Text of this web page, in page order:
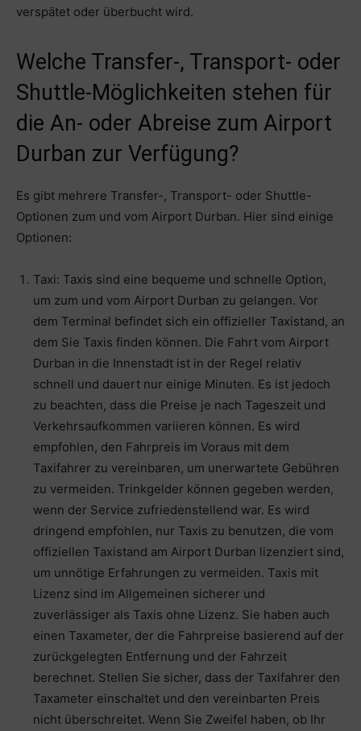
verspätet oder überbucht wird.
Welche Transfer-, Transport- oder
Shuttle-Möglichkeiten stehen für
die An- oder Abreise zum Airport
Durban zur Verfügung?
Es gibt mehrere Transfer-, Transport- oder Shuttle-
Optionen zum und vom Airport Durban. Hier sind einige
Optionen:
Taxi: Taxis sind eine bequeme und schnelle Option,
um zum und vom Airport Durban zu gelangen. Vor
dem Terminal befindet sich ein offizieller Taxistand, an
dem Sie Taxis finden können. Die Fahrt vom Airport
Durban in die Innenstadt ist in der Regel relativ
schnell und dauert nur einige Minuten. Es ist jedoch
zu beachten, dass die Preise je nach Tageszeit und
Verkehrsaufkommen variieren können. Es wird
empfohlen, den Fahrpreis im Voraus mit dem
Taxifahrer zu vereinbaren, um unerwartete Gebühren
zu vermeiden. Trinkgelder können gegeben werden,
wenn der Service zufriedenstellend war. Es wird
dringend empfohlen, nur Taxis zu benutzen, die vom
offiziellen Taxistand am Airport Durban lizenziert sind,
um unnötige Erfahrungen zu vermeiden. Taxis mit
Lizenz sind im Allgemeinen sicherer und
zuverlässiger als Taxis ohne Lizenz. Sie haben auch
einen Taxameter, der die Fahrpreise basierend auf der
zurückgelegten Entfernung und der Fahrzeit
berechnet. Stellen Sie sicher, dass der Taxifahrer den
Taxameter einschaltet und den vereinbarten Preis
nicht überschreitet. Wenn Sie Zweifel haben, ob Ihr